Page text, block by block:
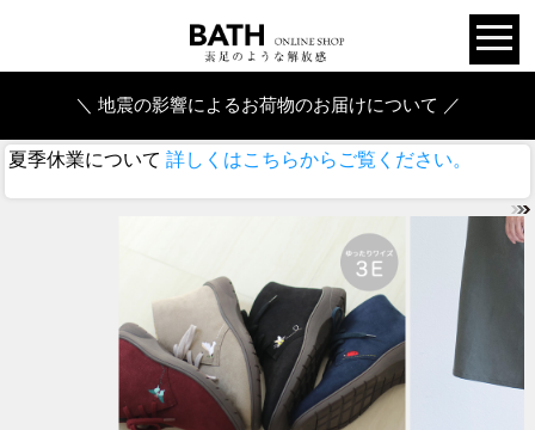
＼ 地震の影響によるお荷物のお届けについて ／
夏季休業について 詳しくはこちらからご覧ください。